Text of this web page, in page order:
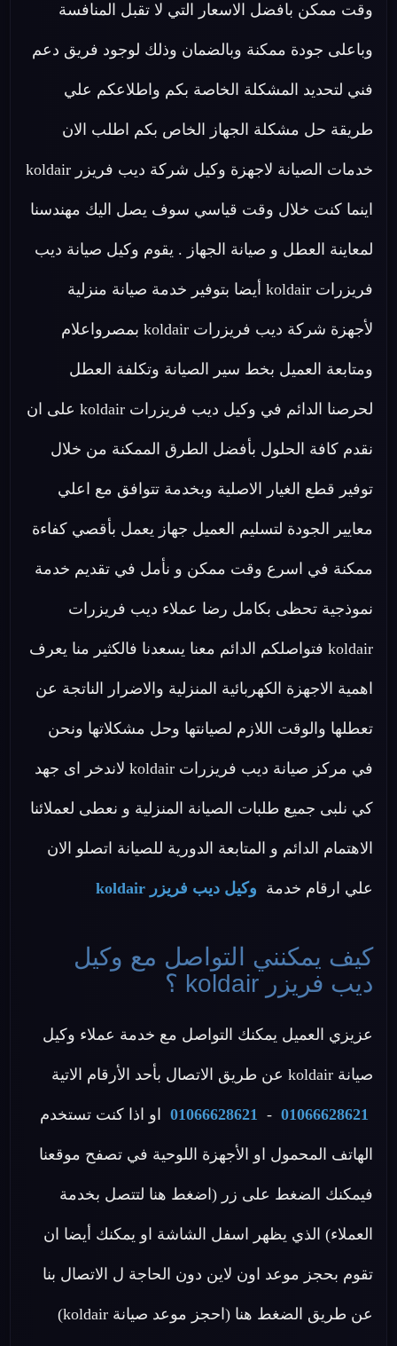
وقت ممكن بافضل الاسعار التي لا تقبل المنافسة
وباعلى جودة ممكنة وبالضمان وذلك لوجود فريق دعم
فني لتحديد المشكلة الخاصة بكم واطلاعكم علي
طريقة حل مشكلة الجهاز الخاص بكم اطلب الان
خدمات الصيانة لاجهزة وكيل شركة ديب فريزر koldair
اينما كنت خلال وقت قياسي سوف يصل اليك مهندسنا
لمعاينة العطل و صيانة الجهاز . يقوم وكيل صيانة ديب
فريزرات koldair أيضا بتوفير خدمة صيانة منزلية
لأجهزة شركة ديب فريزرات koldair بمصرواعلام
ومتابعة العميل بخط سير الصيانة وتكلفة العطل
لحرصنا الدائم في وكيل ديب فريزرات koldair على ان
نقدم كافة الحلول بأفضل الطرق الممكنة من خلال
توفير قطع الغيار الاصلية وبخدمة تتوافق مع اعلي
معايير الجودة لتسليم العميل جهاز يعمل بأقصي كفاءة
ممكنة في اسرع وقت ممكن و نأمل في تقديم خدمة
نموذجية تحظى بكامل رضا عملاء ديب فريزرات
koldair فتواصلكم الدائم معنا يسعدنا فالكثير منا يعرف
اهمية الاجهزة الكهربائية المنزلية والاضرار الناتجة عن
تعطلها والوقت اللازم لصيانتها وحل مشكلاتها ونحن
في مركز صيانة ديب فريزرات koldair لاندخر اى جهد
كي نلبى جميع طلبات الصيانة المنزلية و نعطى لعملائنا
الاهتمام الدائم و المتابعة الدورية للصيانة اتصلو الان
علي ارقام خدمة وكيل ديب فريزر koldair
كيف يمكنني التواصل مع وكيل
ديب فريزر koldair ؟
عزيزي العميل يمكنك التواصل مع خدمة عملاء وكيل
صيانة koldair عن طريق الاتصال بأحد الأرقام الاتية
01066628621
-
01066628621 او اذا كنت تستخدم
الهاتف المحمول او الأجهزة اللوحية في تصفح موقعنا
فيمكنك الضغط على زر (اضغط هنا لتتصل بخدمة
العملاء) الذي يظهر اسفل الشاشة او يمكنك أيضا ان
تقوم بحجز موعد اون لاين دون الحاجة ل الاتصال بنا
عن طريق الضغط هنا (احجز موعد صيانة koldair)